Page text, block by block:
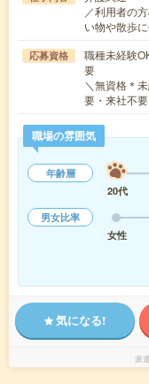
／利用者の
い物や散歩
応募資格
職種未経験
要
＼無資格＊
要・来社不
職場の雰囲気
年齢層
20代
男女比率
女性
気になる!
派